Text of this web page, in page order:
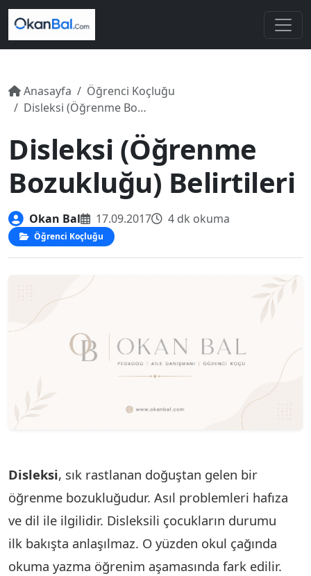
Anasayfa
Öğrenci Koçluğu
Disleksi (Öğrenme Bozukluğu) Belirtileri
Disleksi (Öğrenme
Bozukluğu) Belirtileri
Okan Bal 17.09.2017 4 dk okuma
Öğrenci Koçluğu
Disleksi, sık rastlanan doğuştan gelen bir
öğrenme bozukluğudur. Asıl problemleri hafıza
ve dil ile ilgilidir. Disleksili çocukların durumu
ilk bakışta anlaşılmaz. O yüzden okul çağında
okuma yazma öğrenim aşamasında fark edilir.